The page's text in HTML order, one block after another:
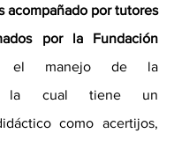
acompañado por tutores
por la Fundación
manejo de la
la cual tiene un
como acertijos,